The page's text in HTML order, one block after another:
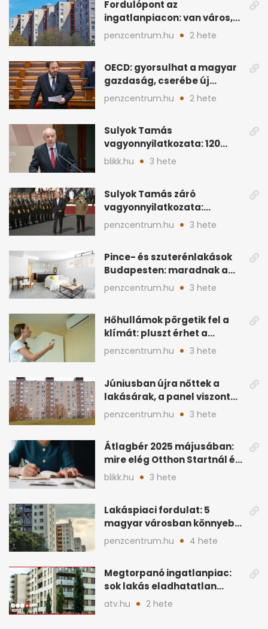
Fordulópont az
ingatlanpiacon: van város,
ahol a vétel már olcsóbb
penzcentrum.hu 2 hete
OECD: gyorsulhat a magyar
gazdaság, cserébe új
ingatlanadó is felmerül
penzcentrum.hu 2 hete
Sulyok Tamás
vagyonnyilatkozata: 120
milliós megtakarítás, 5
blikk.hu 3 hete
Sulyok Tamás záró
vagyonnyilatkozata:
ingatlanok és
megtakarítások
penzcentrum.hu 3 hete
Pince- és szuterénlakások
Budapesten: maradnak a
szigorú szabályok
penzcentrum.hu 3 hete
Hőhullámok pörgetik fel a
klímát: pluszt érhet a
lakásban a hűtés
penzcentrum.hu 3 hete
Júniusban újra nőttek a
lakásárak, a panel viszont
lemaradt
penzcentrum.hu 3 hete
Átlagbér 2025 májusában:
mire elég Otthon Startnál és
hitelnél?
blikk.hu 3 hete
Lakáspiaci fordulat: 5
magyar városban könnyebb
lett lakást venni
penzcentrum.hu 4 hete
Megtorpanó ingatlanpiac:
sok lakás eladhatatlan
maradhat árcsökkentés
atv.hu 2 hete